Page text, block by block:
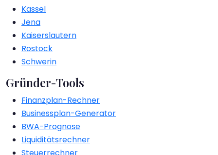
Kassel
Jena
Kaiserslautern
Rostock
Schwerin
Gründer-Tools
Finanzplan-Rechner
Businessplan-Generator
BWA-Prognose
Liquiditätsrechner